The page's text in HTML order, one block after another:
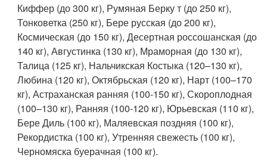
Киффер (до 300 кг), Румяная Берку т (до 250 кг),
Тонковетка (250 кг), Бере русская (до 200 кг),
Космическая (до 150 кг), Десертная россошанская (до
140 кг), Августинка (130 кг), Мраморная (до 130 кг),
Талица (125 кг), Нальчикская Костыка (120–130 кг),
Любина (120 кг), Октябрьская (120 кг), Нарт (100–170
кг), Астраханская ранняя (100-150 кг), Скороплодная
(100–130 кг), Ранняя (100-120 кг), Юрьевская (110 кг),
Бере Диль (100 кг), Маляевская поздняя (100 кг),
Рекордистка (100 кг), Утренняя свежесть (100 кг),
Черномяска буерачная (100 кг).